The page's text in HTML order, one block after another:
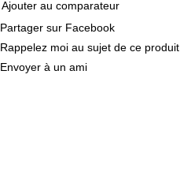
Ajouter au comparateur
Partager sur Facebook
Rappelez moi au sujet de ce produit.
Envoyer à un ami